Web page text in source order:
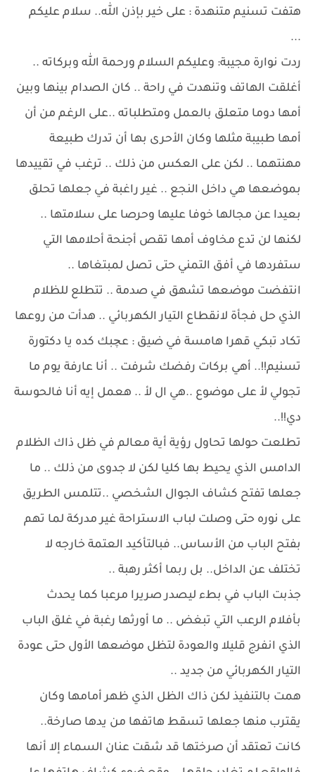
هتفت تسنيم متنهدة : على خير بإذن الله.. سلام عليكم
...
ردت نوارة مجيبة: وعليكم السلام ورحمة الله وبركاته ..
أغلقت الهاتف وتنهدت في راحة .. كان الصدام بينها وبين
أمها دوما متعلق بالعمل ومتطلباته ..على الرغم من أن
أمها طبيبة مثلها وكان الأحرى بها أن تدرك طبيعة
مهنتهما .. لكن على العكس من ذلك .. ترغب في تقييدها
بموضعها هي داخل النجع .. غير راغبة في جعلها تحلق
بعيدا عن مجالها خوفا عليها وحرصا على سلامتها ..
لكنها لن تدع مخاوف أمها تقص أجنحة أحلامها التي
ستفردها في أفق التمني حتى تصل لمبتغاها ..
انتفضت موضعها تشهق في صدمة .. تتطلع للظلام
الذي حل فجأة لانقطاع التيار الكهربائي .. هدأت من روعها
تكاد تبكي قهرا هامسة في ضيق : عچبك كده يا دكتورة
تسنيم!!.. أهي بركات رفضك شرفت .. أنا عارفة يوم ما
تجولي لأ على موضوع ..هي ال لأ .. هعمل إيه أنا فالحوسة
دي!!..
تطلعت حولها تحاول رؤية أية معالم في ظل ذاك الظلام
الدامس الذي يحيط بها كليا لكن لا جدوى من ذلك .. ما
جعلها تفتح كشاف الجوال الشخصي ..تتلمس الطريق
على نوره حتى وصلت لباب الاستراحة غير مدركة لما تهم
بفتح الباب من الأساس.. فبالتأكيد العتمة خارجه لا
تختلف عن الداخل.. بل ربما أكثر رهبة ..
جذبت الباب في بطء ليصدر صريرا مرعبا كما يحدث
بأفلام الرعب التي تبغض .. ما أورثها رغبة في غلق الباب
الذي انفرج قليلا والعودة لتظل موضعها الأول حتى عودة
التيار الكهربائي من جديد ..
همت بالتنفيذ لكن ذاك الظل الذي ظهر أمامها وكان
يقترب منها جعلها تسقط هاتفها من يدها صارخة..
كانت تعتقد أن صرختها قد شقت عنان السماء إلا أنها